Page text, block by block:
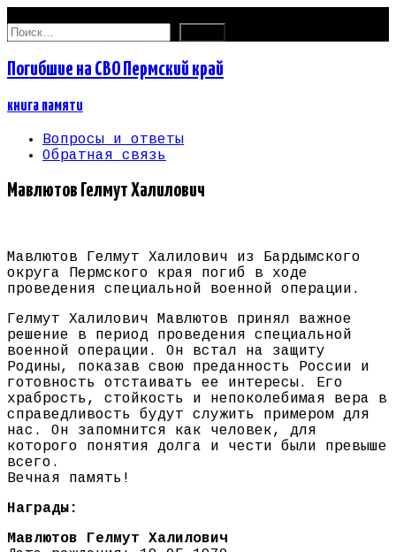
Найти:
Погибшие на СВО Пермский край
книга памяти
Вопросы и ответы
Обратная связь
Мавлютов Гелмут Халилович
Мавлютов Гелмут Халилович из Бардымского
округа Пермского края погиб в ходе
проведения специальной военной операции.
Гелмут Халилович Мавлютов принял важное
решение в период проведения специальной
военной операции. Он встал на защиту
Родины, показав свою преданность России и
готовность отстаивать ее интересы. Его
храбрость, стойкость и непоколебимая вера в
справедливость будут служить примером для
нас. Он запомнится как человек, для
которого понятия долга и чести были превыше
всего.
Вечная память!
Награды:
Мавлютов Гелмут Халилович